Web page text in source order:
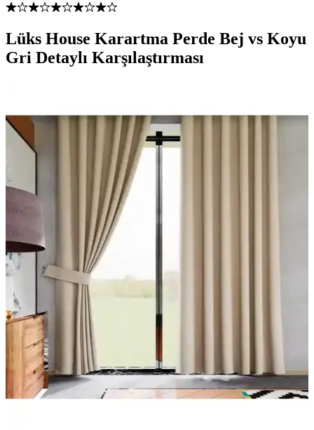
Lüks House Karartma Perde Bej vs Koyu
Gri Detaylı Karşılaştırması